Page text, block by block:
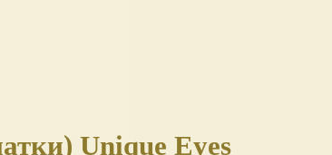
Unique Eyes